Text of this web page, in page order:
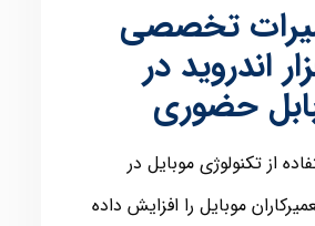
تخصصی
اندروید در
حضوری
از تکنولوژی موبایل در
موبایل را افزایش داده